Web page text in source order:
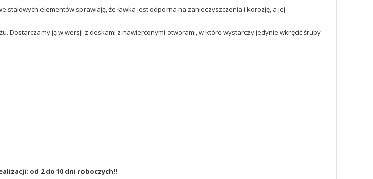
stalowych elementów sprawiają, że ławka jest odporna na zanieczyszczenia i korozję, a jej
Dostarczamy ją w wersji z deskami z nawierconymi otworami, w które wystarczy jedynie wkręcić śruby
od 2 do 10 dni roboczych!!